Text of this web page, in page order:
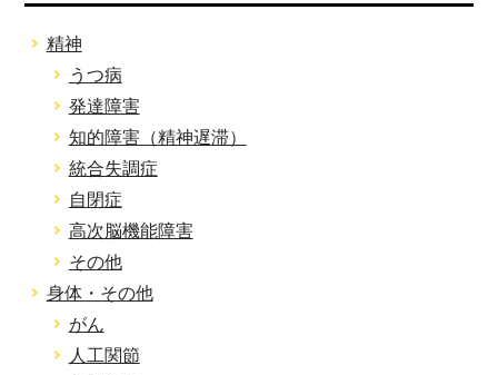
精神
うつ病
発達障害
知的障害（精神遅滞）
統合失調症
自閉症
高次脳機能障害
その他
身体・その他
がん
人工関節